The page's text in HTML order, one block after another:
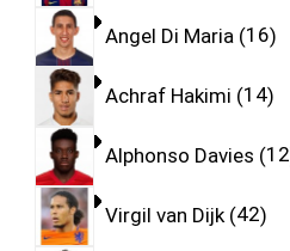
Angel Di Maria 16
Achraf Hakimi 14
Alphonso Davies 12
Virgil van Dijk 42